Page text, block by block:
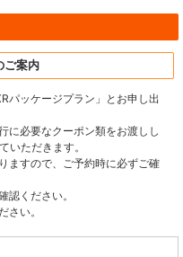
ご案内
パッケージプラン」とお申し出
に必要なクーポン類をお渡しし
いただきます。
ますので、ご予約時に必ずご確
認ください。
さい。